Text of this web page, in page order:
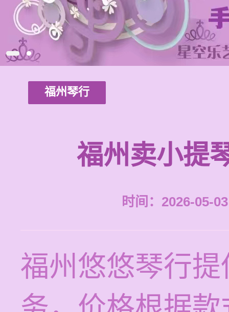
福州琴行
福州卖小提
时间：2026-05-
福州悠悠琴行